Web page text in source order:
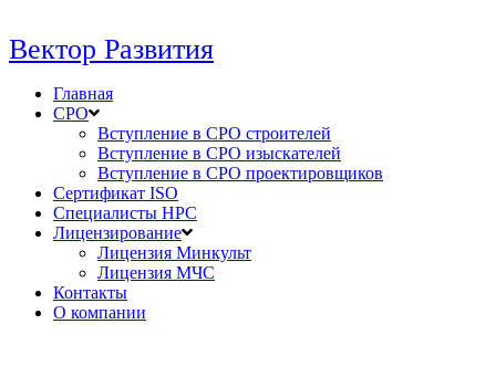
Вектор Развития
Главная
СРО
Вступление в СРО строителей
Вступление в СРО изыскателей
Вступление в СРО проектировщиков
Сертификат ISO
Специалисты НРС
Лицензирование
Лицензия Минкульт
Лицензия МЧС
Контакты
О компании